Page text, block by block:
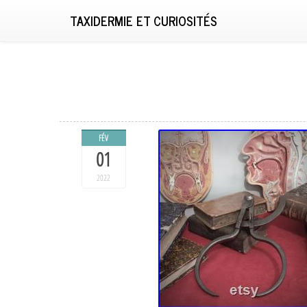
TAXIDERMIE ET CURIOSITÉS
FÉV
01
2022